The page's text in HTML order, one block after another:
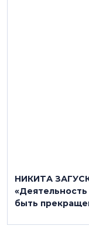
НИКИТА
быть